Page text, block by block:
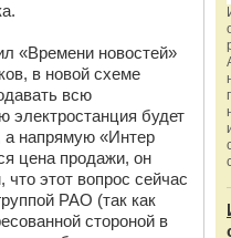
«Времени новостей»
в новой схеме
всю
электростанция будет
а напрямую «Интер
цена продажи, он
что этот вопрос сейчас
РАО (так как
стороной в